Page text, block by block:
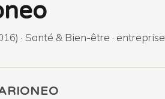
· Santé & Bien-être · entreprise